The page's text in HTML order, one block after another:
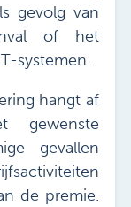
gevolg van
of het
systemen.
hangt af
gevallen
de premie.